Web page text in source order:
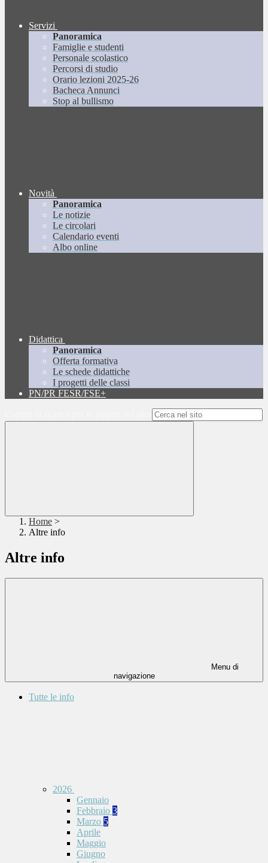
Servizi
Panoramica
Famiglie e studenti
Personale scolastico
Percorsi di studio
Orario lezioni 2025-26
Bacheca Annunci
Stop al bullismo
Novità
Panoramica
Le notizie
Le circolari
Calendario eventi
Albo online
Didattica
Panoramica
Offerta formativa
Le schede didattiche
I progetti delle classi
PN/PR FESR/FSE+
Home >
Altre info
Altre info
Menu di
navigazione
Tutte le info
2026
Gennaio
Febbraio 3
Marzo 5
Aprile
Maggio
Giugno